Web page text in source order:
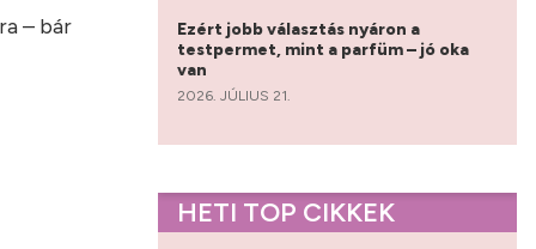
– bár
Ezért jobb választás nyáron a
testpermet, mint a parfüm – jó oka
van
2026. JÚLIUS 21.
HETI TOP CIKKEK